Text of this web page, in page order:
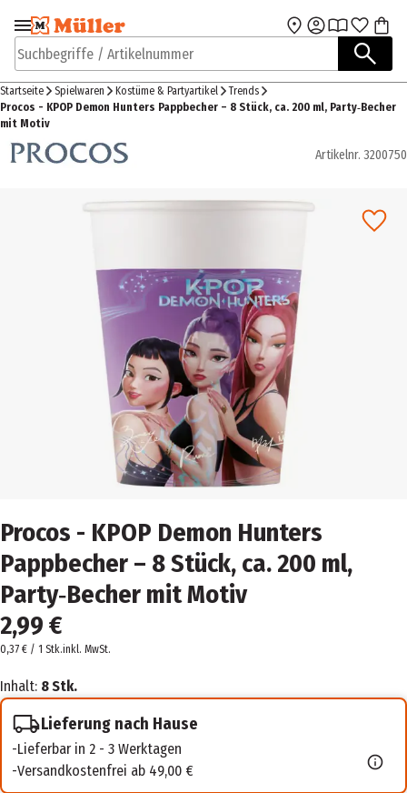
Zur Navigation
springen
Zum Hauptinhalt
Suchbegriffe / Artikelnummer
Startseite Spielwaren Kostüme & Partyartikel
Trends
Procos - KPOP Demon Hunters Pappbecher – 8 Stück, ca. 200 ml, Party‑Becher
mit Motiv
Artikelnr. 3200750
Procos - KPOP Demon Hunters
Pappbecher – 8 Stück, ca. 200 ml,
Party‑Becher mit Motiv
2,99 €
0,37 € / 1 Stk.inkl. MwSt.
Inhalt: 8 Stk.
Lieferung nach Hause
Lieferbar in 2 - 3 Werktagen
Versandkostenfrei ab 49,00 €